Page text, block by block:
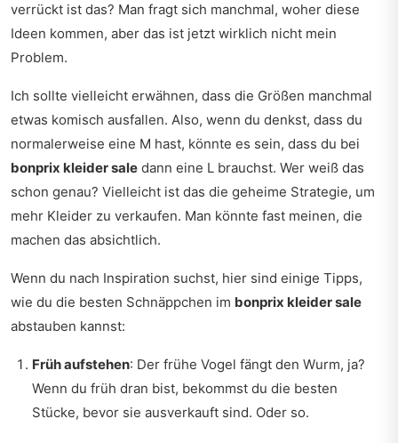
verrückt ist das? Man fragt sich manchmal, woher diese
Ideen kommen, aber das ist jetzt wirklich nicht mein
Problem.
Ich sollte vielleicht erwähnen, dass die Größen manchmal
etwas komisch ausfallen. Also, wenn du denkst, dass du
normalerweise eine M hast, könnte es sein, dass du bei
bonprix kleider sale dann eine L brauchst. Wer weiß das
schon genau? Vielleicht ist das die geheime Strategie, um
mehr Kleider zu verkaufen. Man könnte fast meinen, die
machen das absichtlich.
Wenn du nach Inspiration suchst, hier sind einige Tipps,
wie du die besten Schnäppchen im bonprix kleider sale
abstauben kannst:
Früh aufstehen: Der frühe Vogel fängt den Wurm, ja?
Wenn du früh dran bist, bekommst du die besten
Stücke, bevor sie ausverkauft sind. Oder so.